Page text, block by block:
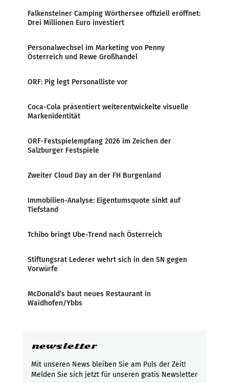
Falkensteiner Camping Wörthersee offiziell eröffnet:
Drei Millionen Euro investiert
Personalwechsel im Marketing von Penny
Österreich und Rewe Großhandel
ORF: Pig legt Personalliste vor
Coca-Cola präsentiert weiterentwickelte visuelle
Markenidentität
ORF-Festspielempfang 2026 im Zeichen der
Salzburger Festspiele
Zweiter Cloud Day an der FH Burgenland
Immobilien-Analyse: Eigentumsquote sinkt auf
Tiefstand
Tchibo bringt Ube-Trend nach Österreich
Stiftungsrat Lederer wehrt sich in den SN gegen
Vorwürfe
McDonald’s baut neues Restaurant in
Waidhofen/Ybbs
newsletter
Mit unseren News bleiben Sie am Puls der Zeit!
Melden Sie sich jetzt für unseren gratis Newsletter